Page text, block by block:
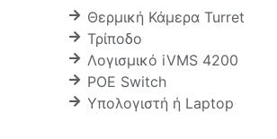
Θερμική Κάμερα Turret
Τρίποδο
Λογισμικό iVMS 4200
POE Switch
Υπολογιστή ή Laptop